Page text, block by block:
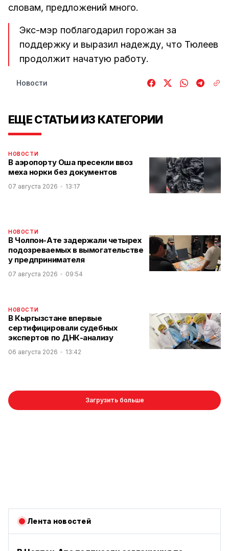
словам, предложений много.
Экс-мэр поблагодарил горожан за
поддержку и выразил надежду, что Тюлеев
продолжит начатую работу.
Новости
ЕЩЕ СТАТЬИ ИЗ КАТЕГОРИИ
НОВОСТИ
В аэропорту Оша пресекли ввоз
меха норки без документов
07 августа 2026 13:17
НОВОСТИ
В Чолпон-Ате задержали четырех
подозреваемых в вымогательстве
у предпринимателя
07 августа 2026 09:54
НОВОСТИ
В Кыргызстане впервые
сертифицировали судебных
экспертов по ДНК-анализу
06 августа 2026 13:42
Загрузить больше
Лента новостей